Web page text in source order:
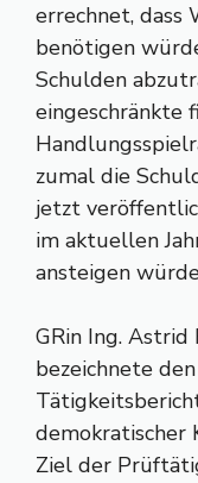
errechnet, dass
benötigen
Schulden
eingeschränkte
zumal die
jetzt
im aktuellen
ansteigen
GRin Ing. Astrid
bezeichnete den
demokratischer
Ziel der